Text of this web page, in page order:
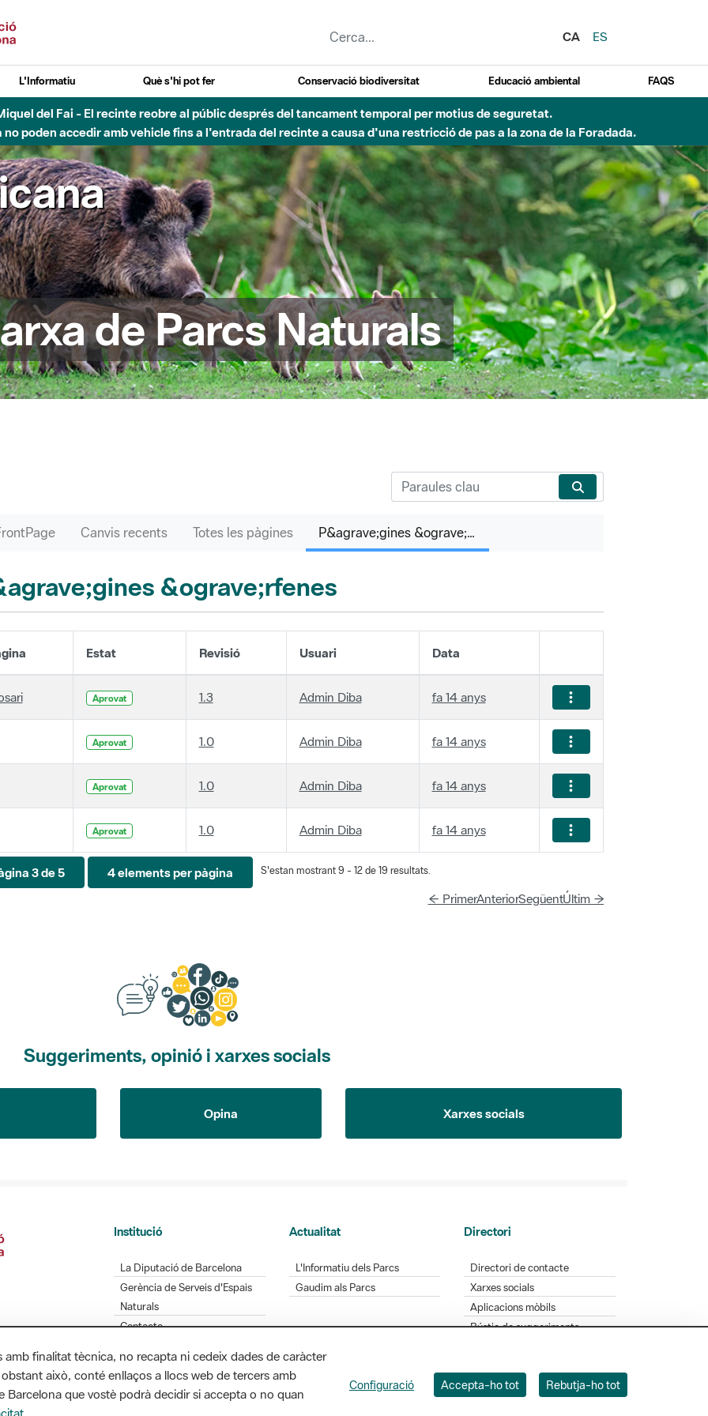
CA
ES
L'Informatiu Què s'hi pot fer Conservació biodiversitat Educació ambiental FAQS
del Fai - El recinte reobre al públic després del tancament temporal per motius de seguretat.
poden accedir amb vehicle fins a l'entrada del recinte a causa d'una restricció de pas a la zona de la Foradada.
de Parcs Naturals
Canvis recents Totes les pàgines P&agrave;gines &ograve;rfenes
&ograve;rfenes
Estat Revisió Usuari Data
Aprovat 1.3 Admin Diba fa 14 anys
Aprovat 1.0 Admin Diba fa 14 anys
Aprovat 1.0 Admin Diba fa 14 anys
Aprovat 1.0 Admin Diba fa 14 anys
3 de 5 4 elements per pàgina S'estan mostrant 9 - 12 de 19 resultats.
← PrimerAnteriorSegüentÚltim →
Suggeriments, opinió i xarxes socials
Opina Xarxes socials
Institució
La Diputació de Barcelona
Gerència de Serveis d'Espais
Naturals
Contacte
Actualitat
L'Informatiu dels Parcs
Gaudim als Parcs
Directori
Directori de contacte
Xarxes socials
Aplicacions mòbils
Bústia de suggeriments
Diputació de Barcelona. Edifici Llacuna, 1a planta. Badajoz, 49. 08005 Barcelona. Tel. 934 022 428
finalitat tècnica, no recapta ni cedeix dades de caràcter
això, conté enllaços a llocs web de tercers amb
Barcelona que vostè podrà decidir si accepta o no quan
Configuració Accepta-ho tot Rebutja-ho tot